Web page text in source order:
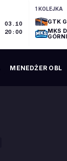
03.10
20:00
1 KOLEJKA
GTK
MKS
MENEDŻER OBL